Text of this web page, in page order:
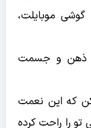
گوشی موبایلت،
ذهن و جسمت
که این نعمت
را راحت کرده